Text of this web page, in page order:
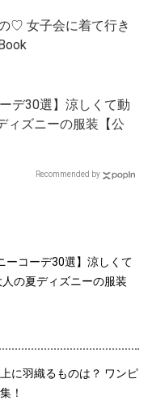
♡ 女子会に着て行き
デ30選】涼しくて動
ィズニーの服装【公
Recommended by
ーコーデ30選】涼しくて
の夏ディズニーの服装
に羽織るものは？ ワンピ
！